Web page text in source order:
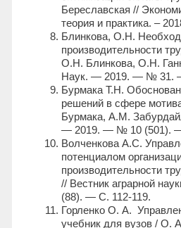
Береславская //
теория и практика. –
Блинкова, О.Н.
производительности
О.Н. Блинкова, О.Н.
Наук. — 2019. — № 31.
Бурмака Т.Н.
решений в сфере
Бурмака, А.М.
— 2019. — № 10 (501).
Волченкова А.С.
потенциалом
производительности
// Вестник аграрной
(88). — С. 112-119.
Горленко О. А.
учебник для вузов / О.